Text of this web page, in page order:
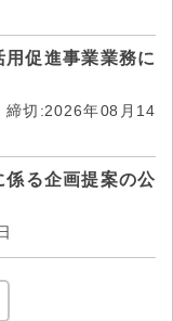
促進事業業務に
締切:2026年08月14
係る企画提案の公